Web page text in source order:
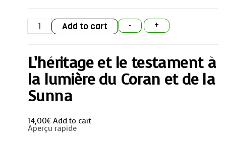
-
L'héritage
le
la
lumière
du
Coran
et
de
quantity
+
Add to cart
L’héritage et le testament à
la lumière du Coran et de la
Sunna
14,00€ Add to cart
Aperçu rapide